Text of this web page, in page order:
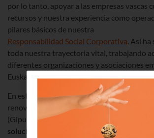
por lo tanto, apoyar a las empresas vascas
recursos y nuestra experiencia como
pilares básicos de nuestra
Responsabilidad Social Corporativa. Así ha
toda nuestra trayectoria vital, trabajando
diferentes organizaciones y asociaciones
Euskadi.
En esta línea de colaboración,
renovado alianzas y acuerdos con
SEA
(Gipuzkoa) yCEBEK
(Bizkaia) con el
soluciones integradas de comunicaciones